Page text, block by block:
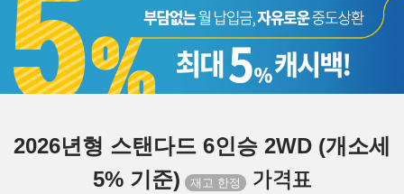
2026년형 스탠다드 6인승 2WD (개소세
5% 기준)
가격표